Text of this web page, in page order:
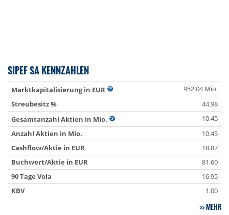
SIPEF SA KENNZAHLEN
Marktkapitalisierung in EUR
952.04 Mio.
Streubesitz %
44.98
Gesamtanzahl Aktien in Mio.
10.45
Anzahl Aktien in Mio.
10.45
Cashflow/Aktie in EUR
18.87
Buchwert/Aktie in EUR
81.60
90 Tage Vola
16.95
KBV
1.00
MEHR